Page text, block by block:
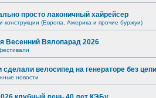
просто лаконичный хайрейсер
конструкции (Европа, Америка и прочие буржуи)
Весенний Вялопарад 2026
сделали велосипед на генераторе без
новости